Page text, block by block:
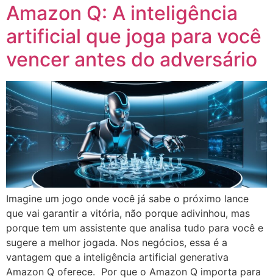
Amazon Q: A inteligência
artificial que joga para você
vencer antes do adversário
Imagine um jogo onde você já sabe o próximo lance
que vai garantir a vitória, não porque adivinhou, mas
porque tem um assistente que analisa tudo para você e
sugere a melhor jogada. Nos negócios, essa é a
vantagem que a inteligência artificial generativa
Amazon Q oferece. Por que o Amazon Q importa para